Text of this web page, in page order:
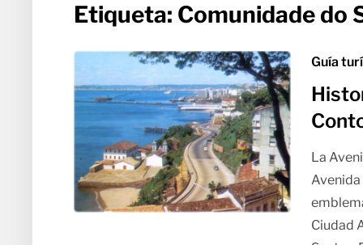
Etiqueta: Comunidade do
Guía
La
Ciudad